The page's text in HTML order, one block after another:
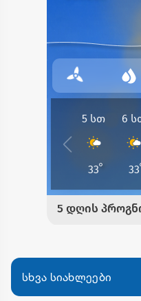
სხვა სიახლეები